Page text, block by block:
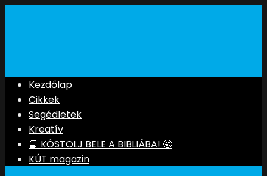
Kezdőlap
Cikkek
Segédletek
Kreatív
📘 KÓSTOLJ BELE A BIBLIÁBA! 🤩
KÚT magazin